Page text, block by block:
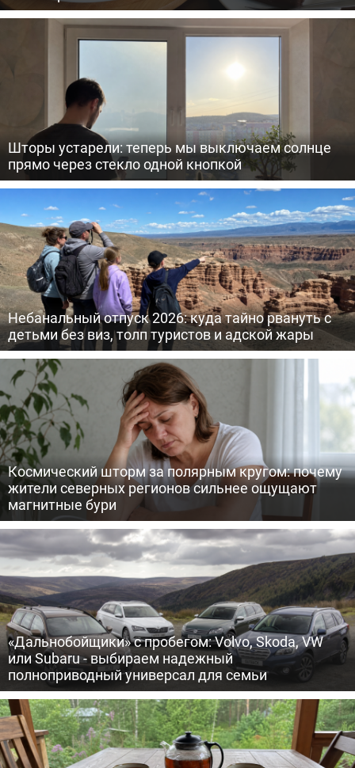
Шторы устарели: теперь мы выключаем солнце
прямо через стекло одной кнопкой
Небанальный отпуск 2026: куда тайно рвануть с
детьми без виз, толп туристов и адской жары
Космический шторм за полярным кругом: почему
жители северных регионов сильнее ощущают
магнитные бури
«Дальнобойщики» с пробегом: Volvo, Skoda, VW
или Subaru - выбираем надежный
полноприводный универсал для семьи